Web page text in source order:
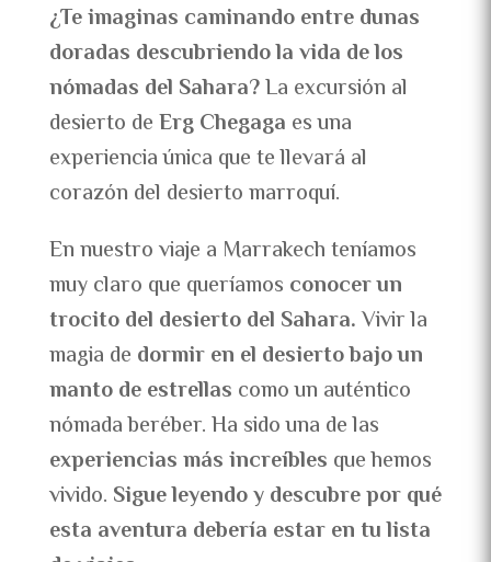
¿Te imaginas caminando entre dunas
doradas descubriendo la vida de los
nómadas del Sahara?La excursión al
desierto deErg Chegaga es una
experiencia única que te llevará al
corazón del desierto marroquí.
En nuestro viaje a Marrakech teníamos
muy claro que queríamos conocer un
trocito del desierto del Sahara.Vivir la
magia de dormir en el desierto bajo un
manto de estrellas como un auténtico
nómada beréber. Ha sido una de las
experiencias más increíbles que hemos
vivido. Sigue leyendo y descubre por qué
esta aventura debería estar en tu lista